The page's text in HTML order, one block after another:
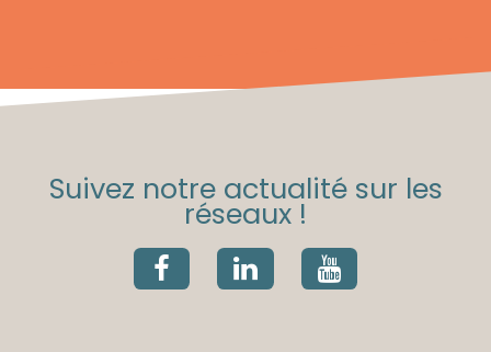
Suivez notre actualité sur les
réseaux !